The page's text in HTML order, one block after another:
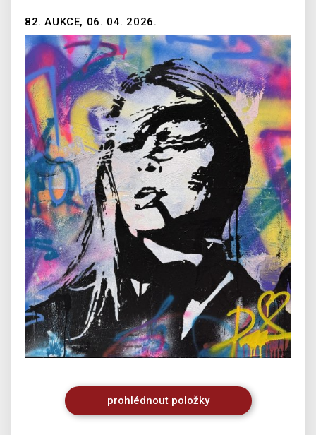
82. AUKCE, 06. 04. 2026.
prohlédnout položky